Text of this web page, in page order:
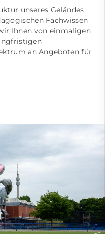
unseres Geländes
Fachwissen
Ihnen von einmaligen
an Angeboten für